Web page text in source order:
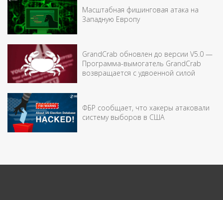
Масштабная фишинговая атака на
Западную Европу
GrandCrab обновлен до версии V5.0 —
Программа-вымогатель GrandCrab
возвращается с удвоенной силой
ФБР сообщает, что хакеры атаковали
систему выборов в США